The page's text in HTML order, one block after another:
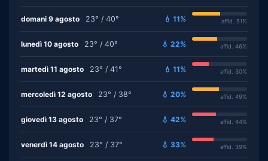
domani 9 agosto 23° / 40° 💧 11% affid. 51%
lunedì 10 agosto 23° / 40° 💧 22% affid. 46%
martedì 11 agosto 23° / 41° 💧 11% affid. 30%
mercoledì 12 agosto 23° / 38° 💧 20% affid. 49%
giovedì 13 agosto 23° / 37° 💧 42% affid. 44%
venerdì 14 agosto 23° / 37° 💧 33% affid. 39%